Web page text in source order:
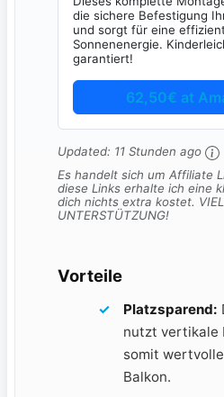
die sichere Befestigung
und sorgt für eine
Sonnenenergie.
garantiert!
62,50€ at
Updated: 11 Stunden ago
Es handelt sich um Affiliate
diese Links erhalte ich eine
dich nichts extra kostet.
UNTERSTÜTZUNG!
Vorteile
Platzsparend:
nutzt⁤ vertikale
somit⁤
Balkon.